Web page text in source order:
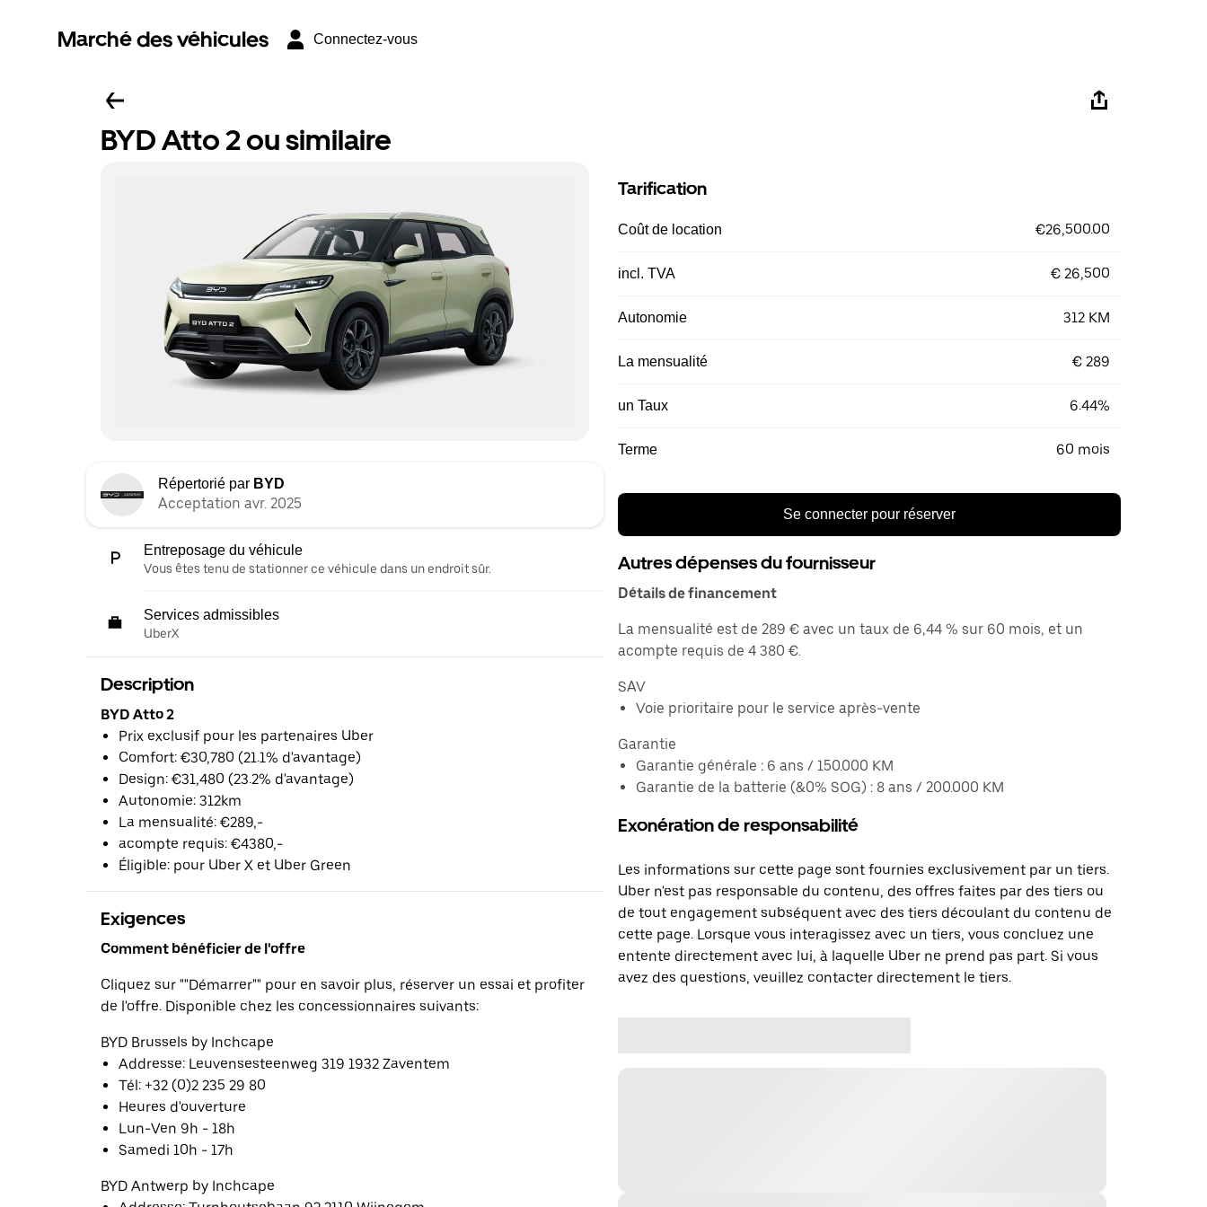
Marché des véhicules Connectez-vous
BYD Atto 2 ou similaire
Répertorié par BYD
Acceptation avr. 2025
Entreposage du véhicule
Vous êtes tenu de stationner ce véhicule dans un endroit sûr.
Services admissibles
UberX
Description
BYD Atto 2
Prix exclusif pour les partenaires Uber
Comfort: €30,780 (21.1% d'avantage)
Design: €31,480 (23.2% d'avantage)
Autonomie: 312km
La mensualité: €289,-
acompte requis: €4380,-
Éligible: pour Uber X et Uber Green
Exigences
Comment bénéficier de l'offre
Cliquez sur ""Démarrer"" pour en savoir plus, réserver un essai et profiter
de l'offre. Disponible chez les concessionnaires suivants:
BYD Brussels by Inchcape
Addresse: Leuvensesteenweg 319 1932 Zaventem
Tél: +32 (0)2 235 29 80
Heures d'ouverture
Lun-Ven 9h - 18h
Samedi 10h - 17h
BYD Antwerp by Inchcape
Tarification
Coût de location €26,500.00
incl. TVA € 26,500
Autonomie 312 KM
La mensualité € 289
un Taux 6.44%
Terme 60 mois
Se connecter pour réserver
Autres dépenses du fournisseur
Détails de financement
La mensualité est de 289 € avec un taux de 6,44 % sur 60 mois, et un
acompte requis de 4 380 €.
SAV
Voie prioritaire pour le service après-vente
Garantie
Garantie générale : 6 ans / 150.000 KM
Garantie de la batterie (&0% SOG) : 8 ans / 200.000 KM
Exonération de responsabilité
Les informations sur cette page sont fournies exclusivement par un tiers.
Uber n'est pas responsable du contenu, des offres faites par des tiers ou
de tout engagement subséquent avec des tiers découlant du contenu de
cette page. Lorsque vous interagissez avec un tiers, vous concluez une
entente directement avec lui, à laquelle Uber ne prend pas part. Si vous
avez des questions, veuillez contacter directement le tiers.